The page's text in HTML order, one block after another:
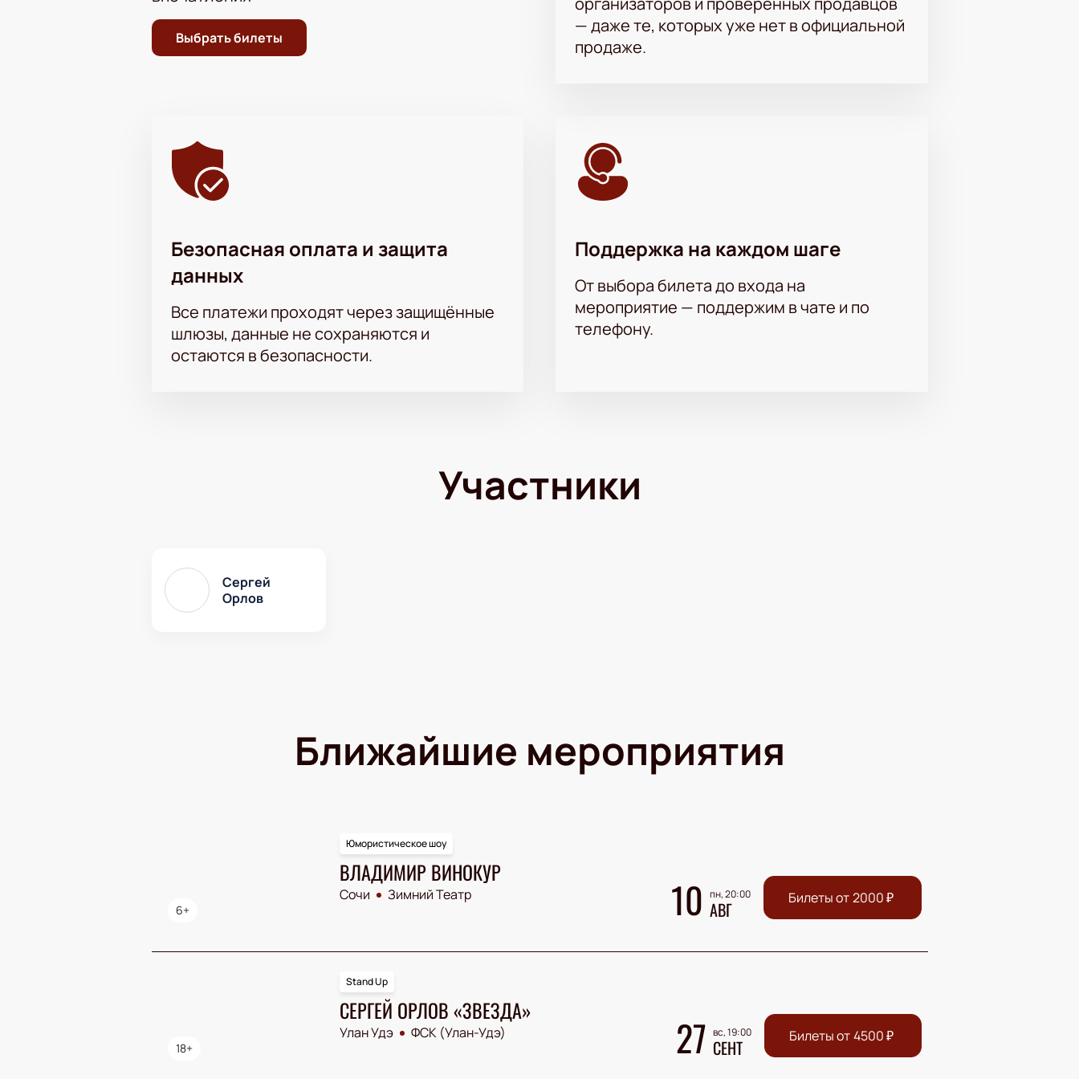
Выбрать билеты
— даже те, которых уже нет в официальной
продаже.
Безопасная оплата и защита
данных
Все платежи проходят через защищённые
шлюзы, данные не сохраняются и
остаются в безопасности.
Поддержка на каждом шаге
От выбора билета до входа на
мероприятие — поддержим в чате и по
телефону.
Участники
Сергей
Орлов
Ближайшие мероприятия
6+
Юмористическое шоу
ВЛАДИМИР ВИНОКУР
Сочи Зимний Театр 10 пн, 20:00
АВГ Билеты от 2000₽
18+
Stand Up
СЕРГЕЙ ОРЛОВ «ЗВЕЗДА»
Улан Удэ ФСК (Улан-Удэ) 27 вс, 19:00
СЕНТ Билеты от 4500₽